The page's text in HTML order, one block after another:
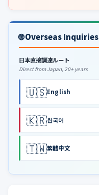
🌐 Overseas Inquiries
日本直接調達ルート
Direct from Japan, 20+ years
🇺🇸English
🇰🇷한국어
🇹🇼繁體中文